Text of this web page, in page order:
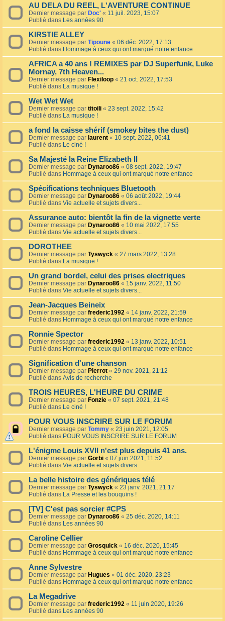
AU DELA DU REEL, L'AVENTURE CONTINUE
Dernier message par Doc' « 11 juil. 2023, 15:07
Publié dans Les années 90
KIRSTIE ALLEY
Dernier message par Tipoune « 06 déc. 2022, 17:13
Publié dans Hommage à ceux qui ont marqué notre enfance
AFRICA a 40 ans ! REMIXES par DJ Superfunk, Luke
Mornay, 7th Heaven...
Dernier message par Flexiloop « 21 oct. 2022, 17:53
Publié dans La musique !
Wet Wet Wet
Dernier message par titoili « 23 sept. 2022, 15:42
Publié dans La musique !
a fond la caisse shérif (smokey bites the dust)
Dernier message par laurent « 10 sept. 2022, 06:41
Publié dans Le ciné !
Sa Majesté la Reine Elizabeth II
Dernier message par Dynaroo86 « 08 sept. 2022, 19:47
Publié dans Hommage à ceux qui ont marqué notre enfance
Spécifications techniques Bluetooth
Dernier message par Dynaroo86 « 06 août 2022, 19:44
Publié dans Vie actuelle et sujets divers...
Assurance auto: bientôt la fin de la vignette verte
Dernier message par Dynaroo86 « 10 mai 2022, 17:55
Publié dans Vie actuelle et sujets divers...
DOROTHEE
Dernier message par Tyswyck « 27 mars 2022, 13:28
Publié dans La musique !
Un grand bordel, celui des prises electriques
Dernier message par Dynaroo86 « 15 janv. 2022, 11:50
Publié dans Vie actuelle et sujets divers...
Jean-Jacques Beineix
Dernier message par frederic1992 « 14 janv. 2022, 21:59
Publié dans Hommage à ceux qui ont marqué notre enfance
Ronnie Spector
Dernier message par frederic1992 « 13 janv. 2022, 10:51
Publié dans Hommage à ceux qui ont marqué notre enfance
Signification d'une chanson
Dernier message par Pierrot « 29 nov. 2021, 21:12
Publié dans Avis de recherche
TROIS HEURES, L'HEURE DU CRIME
Dernier message par Fonzie « 07 sept. 2021, 21:48
Publié dans Le ciné !
POUR VOUS INSCRIRE SUR LE FORUM
Dernier message par Tommy « 23 juin 2021, 12:05
Publié dans POUR VOUS INSCRIRE SUR LE FORUM
L'énigme Louis XVII n'est plus depuis 41 ans.
Dernier message par Gorbi « 07 juin 2021, 11:52
Publié dans Vie actuelle et sujets divers...
La belle histoire des génériques télé
Dernier message par Tyswyck « 23 janv. 2021, 21:17
Publié dans La Presse et les bouquins !
[TV] C'est pas sorcier #CPS
Dernier message par Dynaroo86 « 25 déc. 2020, 14:11
Publié dans Les années 90
Caroline Cellier
Dernier message par Grosquick « 16 déc. 2020, 15:45
Publié dans Hommage à ceux qui ont marqué notre enfance
Anne Sylvestre
Dernier message par Hugues « 01 déc. 2020, 23:23
Publié dans Hommage à ceux qui ont marqué notre enfance
La Megadrive
Dernier message par frederic1992 « 11 juin 2020, 19:26
Publié dans Les années 90